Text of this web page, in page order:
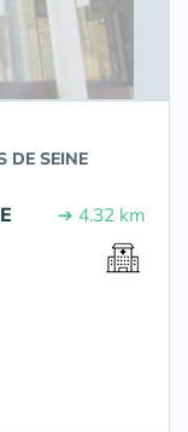
DE SEINE
➔ 4.32 km